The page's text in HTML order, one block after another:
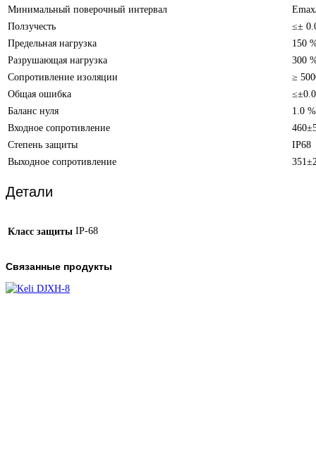
Минимальный поверочный интервал
Ползучесть
≤±
Предельная нагрузка
150
Разрушающая нагрузка
300
Сопротивление изоляции
≥
Общая ошибка
Баланс нуля
1.0
Входное сопротивление
Степень защиты
IP68
Выходное сопротивление
Детали
Класс защиты IP-68
Связанные продукты